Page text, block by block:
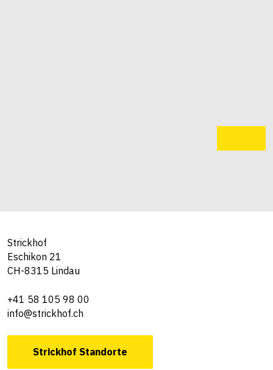
Strickhof
Eschikon 21
CH-8315 Lindau
+41 58 105 98 00
info@strickhof.ch
Strickhof Standorte